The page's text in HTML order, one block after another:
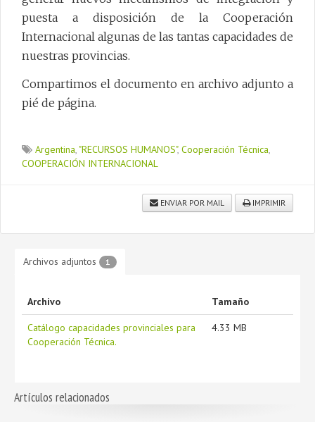
puesta a disposición de la Cooperación
Internacional algunas de las tantas capacidades de
nuestras provincias.
Compartimos el documento en archivo adjunto a
pié de página.
Argentina, "RECURSOS HUMANOS", Cooperación Técnica,
COOPERACIÓN INTERNACIONAL
ENVIAR POR MAIL IMPRIMIR
Archivos adjuntos 1
Archivo Tamaño
Catálogo capacidades provinciales para
Cooperación Técnica.
4.33 MB
Artículos relacionados